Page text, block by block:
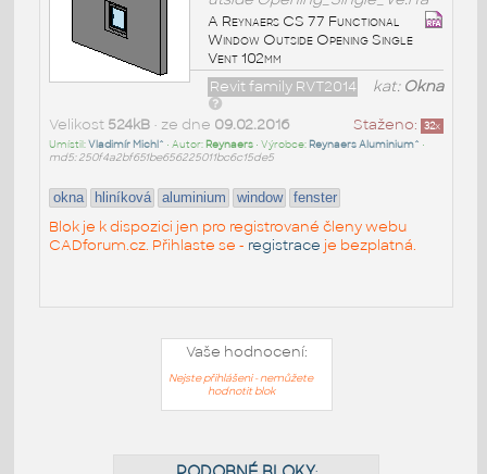
A Reynaers CS 77 Functional
Window Outside Opening Single
Vent 102mm
kat: Okna
Revit family RVT2014
Staženo: 32x
Velikost 524kB• ze dne 09.02.2016
Umístil:Vladimír Michl^ • Autor: Reynaers• Výrobce: Reynaers Aluminium^ •
md5: 250f4a2bf651be656225011bc6c15de5
okna hliníková aluminium window fenster
Blok je k dispozici jen pro registrované členy webu
CADforum.cz. Přihlaste se - registrace je bezplatná.
Vaše hodnocení:
Nejste přihlášeni - nemůžete
hodnotit blok